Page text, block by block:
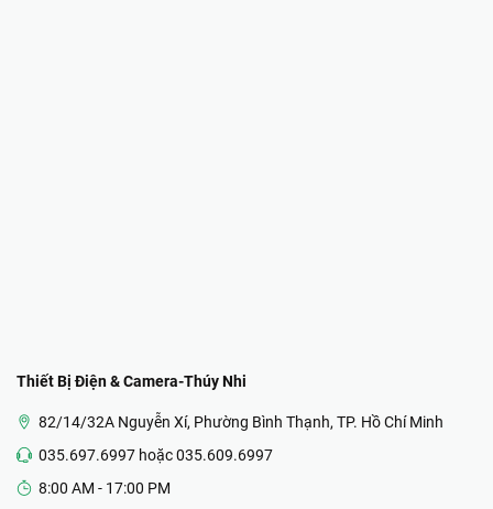
Thiết Bị Điện & Camera-Thúy Nhi
82/14/32A Nguyễn Xí, Phường Bình Thạnh, TP. Hồ Chí Minh
035.697.6997 hoặc 035.609.6997
8:00 AM - 17:00 PM